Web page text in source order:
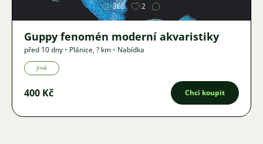
366 2
Guppy fenomén moderní akvaristiky
před 10 dny • Plánice,? km • Nabídka
Jiné
400 Kč Chci koupit